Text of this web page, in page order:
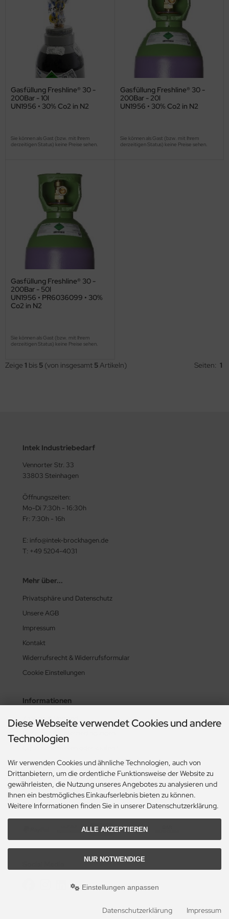
Gasfüllung Freshline® 30 -
200Bar - 10l
UN1956 • 30% Co2 in N2
Sie können als Gast (bzw. mit Ihrem
derzeitigen Status) keine Preise sehen.
Gasfüllung Freshline® 30 -
200Bar - 20l
UN1956 • 30% Co2 in N2
Sie können als Gast (bzw. mit Ihrem
derzeitigen Status) keine Preise sehen.
Gasfüllung Freshline® 30 -
200Bar - 50l
UN1956 • PR6036099 • 30%
Co2 in N2
Sie können als Gast (bzw. mit Ihrem
derzeitigen Status) keine Preise sehen.
Zeige 1 bis 5 (von insgesamt 5Artikeln) Seiten: 1
Intek Industriebedarf
Vennorter Str. 33
33803 Steinhagen
Öffnungszeiten:
Mo-Di 7:30h - 16:30h
Fr: 7:30h - 16h
E: info@intek-brockhagen.de
T: +49 5204-4031
Mehr über...
Privatsphäre und Datenschutz
Unsere AGB
Impressum
Kontakt
Widerrufsrecht & Widerrufsformular
Cookie Einstellungen
Informationen
Zahlung & Versand
Lieferzeit & Lieferbedingungen
Historie? Fehlanzeige!
Aktionsheft Sommer 2026
Zahlungsmethoden
Diese Webseite verwendet Cookies und andere
Technologien
Wir verwenden Cookies und ähnliche Technologien, auch von
Drittanbietern, um die ordentliche Funktionsweise der Website zu
gewährleisten, die Nutzung unseres Angebotes zu analysieren und
Ihnen ein bestmögliches Einkaufserlebnis bieten zu können.
Weitere Informationen finden Sie in unserer Datenschutzerklärung.
ALLE AKZEPTIEREN
NUR NOTWENDIGE
Einstellungen anpassen
Datenschutzerklärung Impressum